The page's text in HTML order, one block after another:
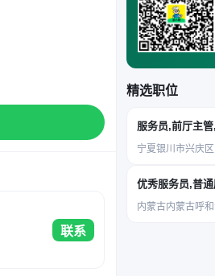
联系
精选职位
服务员,前厅主
宁夏银川市兴庆区
内蒙古内蒙古呼